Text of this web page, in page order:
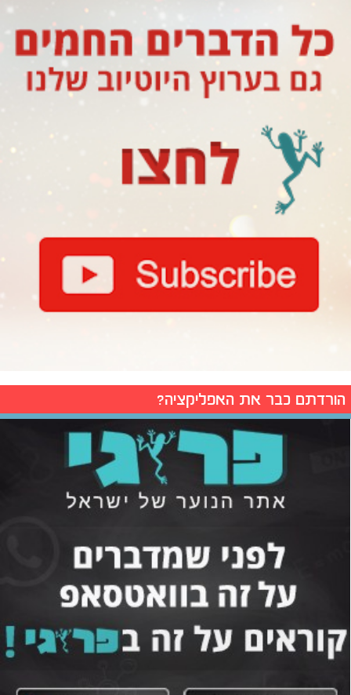
הורדתם כבר את האפליקציה?